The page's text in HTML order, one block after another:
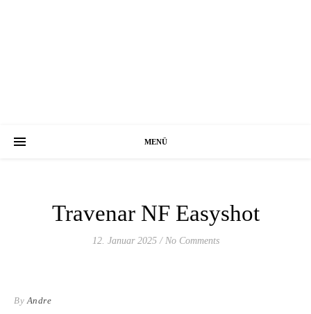
MENÜ
Travenar NF Easyshot
12. Januar 2025 / No Comments
ByAndre